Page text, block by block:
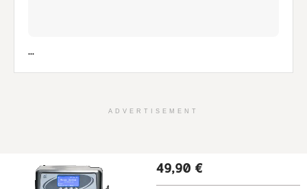
...
ADVERTISEMENT
49,90 €